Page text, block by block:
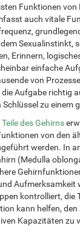
Funktionen
auch vitale
Sexualinstinkt,
Erinnern,
einfache
von
Aufgabe richtig
zu einem
Teile des Gehirns
von den
werden. In
(Medulla
Aufmerksamkeit
kontrolliert, die
kann helfen,
Kapazitäten zu